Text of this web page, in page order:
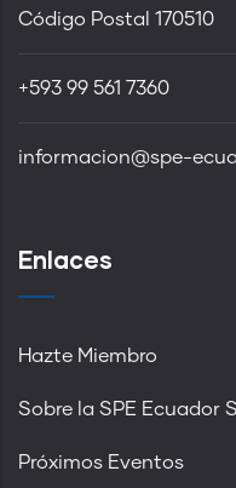
Código Postal 170510
+593 99 561 7360
informacion@spe-
Enlaces
Hazte Miembro
Sobre la SPE Ecuador
Próximos Eventos